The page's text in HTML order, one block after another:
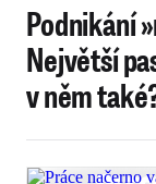
Podnikání
Největší
v něm